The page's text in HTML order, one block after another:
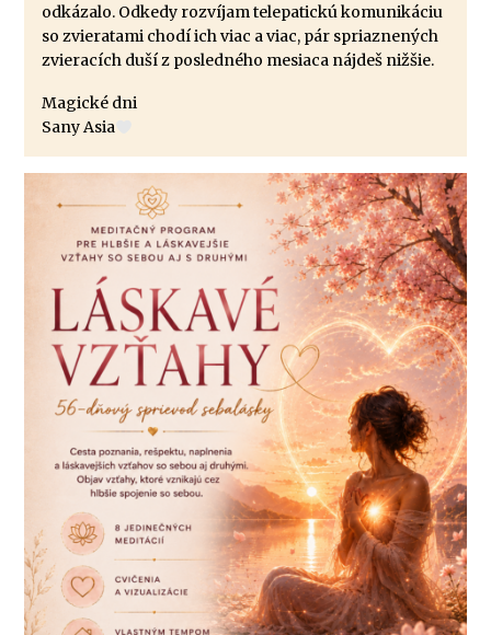
odkázalo. Odkedy rozvíjam telepatickú komunikáciu
so zvieratami chodí ich viac a viac, pár spriaznených
zvieracích duší z posledného mesiaca nájdeš nižšie.
Magické dni
Sany Asia